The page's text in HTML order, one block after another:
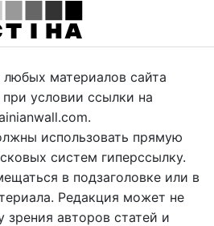
любых материалов сайта
условии ссылки на
использовать прямую
систем гиперссылку.
в подзаголовке или в
Редакция может не
зрения авторов статей и